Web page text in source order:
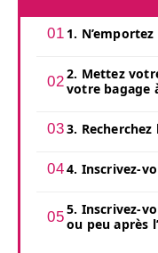
1.
2. Mettez
votre bagage
3. Recherchez
4. Inscrivez-
5. Inscrivez-
ou peu après